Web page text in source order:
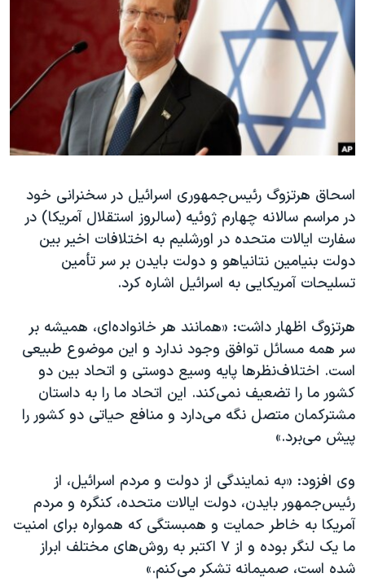
فرهنگ و زندگی
حقوق شهروندی
اقتصادی
علم و فناوری
اسرائیل در جنگ
آرشیو پخش زنده
انتخابات ریاست جمهوری آمریکا ۲۰۲۴
حمله جمهوری اسلامی به اسرائیل
رمز مهسا
ورزش زنان در ایران
مجموعه مستندهای دادخواهی
تریبونال مردمی آبان ۹۸
دادگاه حمید نوری
چهل سال گروگان‌گیری
اعتراضات مردمی آبان ۹۸
اسرائیل در جنگ
نرگس محمدی برنده جایزه نوبل صلح
همایش محافظه‌کاران آمریکا «سی‌پک»
سفر پرزیدنت ترامپ به چین
دنبال کنید
زبانهای مختلف
اسحاق هرتزوگ رئیس‌جمهوری اسرائیل در سخنرانی خود
در مراسم سالانه چهارم ژوئیه (‌سالروز استقلال آمریکا) در
سفارت ایالات متحده در اورشلیم به اختلافات اخیر بین
دولت بنیامین نتانیاهو و دولت بایدن بر سر تأمین
تسلیحات آمریکایی به اسرائیل اشاره کرد.
هرتزوگ اظهار داشت: «همانند هر خانواده‌ای، همیشه بر
سر همه مسائل توافق وجود ندارد و این موضوع طبیعی
است. اختلاف‌نظرها پایه وسیع دوستی و اتحاد بین دو
کشور ما را تضعیف نمی‌کند. این اتحاد ما را به داستان
مشترکمان متصل نگه می‌دارد و منافع حیاتی دو کشور را
پیش می‌برد.»
وی افزود: «به نمایندگی از دولت و مردم اسرائیل، از
رئیس‌جمهور بایدن، دولت ایالات متحده، کنگره و مردم
آمریکا به خاطر حمایت و همبستگی که همواره برای امنیت
ما یک لنگر بوده و از ۷ اکتبر به روش‌های مختلف ابراز
شده است، صمیمانه تشکر می‌کنم.»